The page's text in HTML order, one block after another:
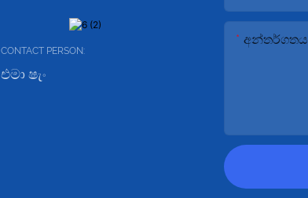
CONTACT PERSON:
එමා ෂැං
අන්තර්ගතය